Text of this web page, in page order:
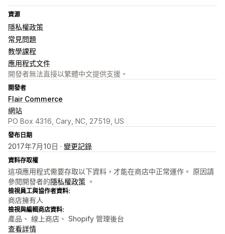
資源
隱私權政策
常見問題
教學課程
應用程式文件
開發者無法直接以繁體中文提供支援。
開發者
Flair Commerce
網站
PO Box 4316, Cary, NC, 27519, US
發布日期
2017年7月10日 · 變更記錄
資料存取權
這項應用程式需要存取以下資料，才能在商店中正常運作。 原因請
參閱開發者的隱私權政策 。
檢視員工與協作者資料:
商店擁有人
檢視與編輯商店資料:
產品、 線上商店、 Shopify 管理後台
查看詳情